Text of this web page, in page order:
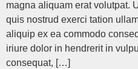
magna aliquam erat volutpat.
quis nostrud exerci tation
aliquip ex ea commodo
iriure dolor in hendrerit in
consequat, […]